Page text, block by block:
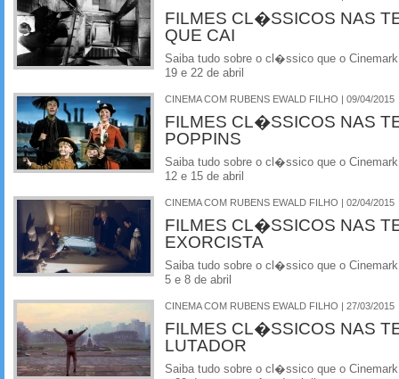
FILMES CL�SSICOS NAS
QUE CAI
Saiba tudo sobre o cl�ssico que o
19 e 22 de abril
CINEMA COM RUBENS EWALD FILHO | 09/04/2015
FILMES CL�SSICOS NAS
POPPINS
Saiba tudo sobre o cl�ssico que o
12 e 15 de abril
CINEMA COM RUBENS EWALD FILHO | 02/04/2015
FILMES CL�SSICOS NAS
EXORCISTA
Saiba tudo sobre o cl�ssico que o
5 e 8 de abril
CINEMA COM RUBENS EWALD FILHO | 27/03/2015
FILMES CL�SSICOS NAS
LUTADOR
Saiba tudo sobre o cl�ssico que o